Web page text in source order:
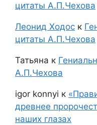
цитаты А.П.Чехова
Леонид Ходос к
цитаты А.П.Чехова
Татьяна к
А.П.Чехова
igor konnyi к
древнее
наших глазах